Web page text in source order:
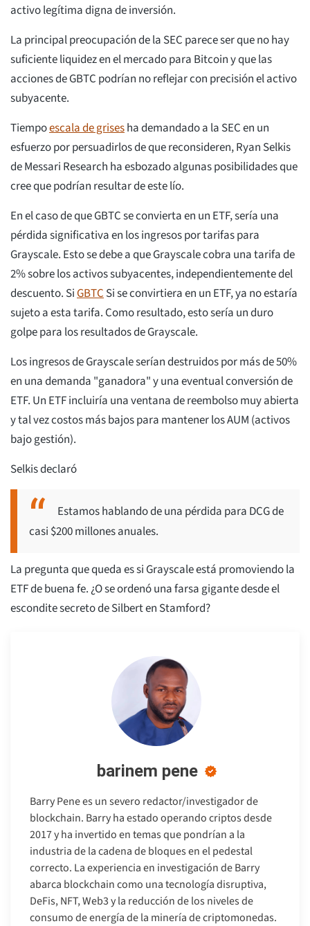
activo legítima digna de inversión.
La principal preocupación de la SEC parece ser que no hay
suficiente liquidez en el mercado para Bitcoin y que las
acciones de GBTC podrían no reflejar con precisión el activo
subyacente.
Tiempoescala de grisesha demandado a la SEC en un
esfuerzo por persuadirlos de que reconsideren, Ryan Selkis
de Messari Research ha esbozado algunas posibilidades que
cree que podrían resultar de este lío.
En el caso de que GBTC se convierta en un ETF, sería una
pérdida significativa en los ingresos por tarifas para
Grayscale. Esto se debe a que Grayscale cobra una tarifa de
2% sobre los activos subyacentes, independientemente del
descuento. SiGBTC Si se convirtiera en un ETF, ya no estaría
sujeto a esta tarifa. Como resultado, esto sería un duro
golpe para los resultados de Grayscale.
Los ingresos de Grayscale serían destruidos por más de 50%
en una demanda "ganadora" y una eventual conversión de
ETF. Un ETF incluiría una ventana de reembolso muy abierta
y tal vez costos más bajos para mantener los AUM (activos
bajo gestión).
Selkis declaró
Estamos hablando de una pérdida para DCG de
casi $200 millones anuales.
La pregunta que queda es si Grayscale está promoviendo la
ETF de buena fe. ¿O se ordenó una farsa gigante desde el
escondite secreto de Silbert en Stamford?
barinem pene
Barry Pene es un severo redactor/investigador de
blockchain. Barry ha estado operando criptos desde
2017 y ha invertido en temas que pondrían a la
industria de la cadena de bloques en el pedestal
correcto. La experiencia en investigación de Barry
abarca blockchain como una tecnología disruptiva,
DeFis, NFT, Web3 y la reducción de los niveles de
consumo de energía de la minería de criptomonedas.